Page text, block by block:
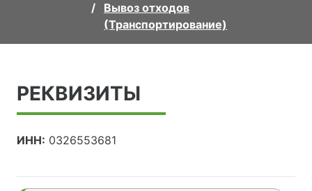
Вывоз отходов
(Транспортирование)
РЕКВИЗИТЫ
ИНН: 0326553681